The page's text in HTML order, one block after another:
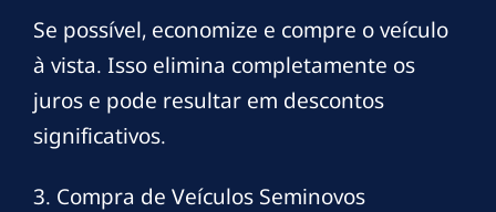
Se possível, economize e compre o veículo
à vista. Isso elimina completamente os
juros e pode resultar em descontos
significativos.
3. Compra de Veículos Seminovos